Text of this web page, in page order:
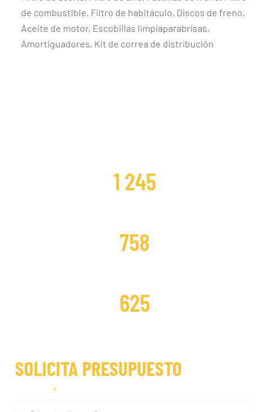
de combustible, Filtro de habitáculo, Discos de freno,
Aceite de motor, Escobillas limpiaparabrisas,
Amortiguadores, Kit de correa de distribución
SOLICITA PRESUPUESTO
1 245
758
625